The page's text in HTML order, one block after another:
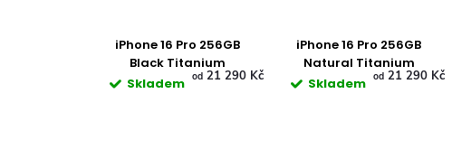
iPhone 16 Pro 256GB
Black Titanium
Skladem od 21 290 Kč
iPhone 16 Pro 256GB
Natural Titanium
Skladem od 21 290 Kč